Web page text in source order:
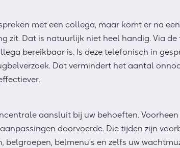
met een collega, maar komt er na
zit. Dat is natuurlijk niet heel handig. Via
bereikbaar is. Is deze telefonisch in
Dat vermindert het aantal
aansluit bij uw behoeften.
doorvoerde. Die tijden zijn
belgroepen, belmenu’s en zelfs uw